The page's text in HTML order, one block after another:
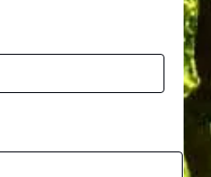
-
m
a
i
l